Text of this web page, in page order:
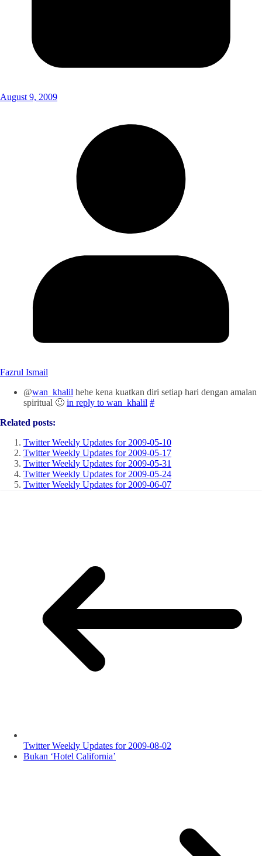
August 9, 2009
Fazrul Ismail
@wan_khalil hehe kena kuatkan diri setiap hari dengan amalan
spiritual 🙂 in reply to wan_khalil #
Related posts:
Twitter Weekly Updates for 2009-05-10
Twitter Weekly Updates for 2009-05-17
Twitter Weekly Updates for 2009-05-31
Twitter Weekly Updates for 2009-05-24
Twitter Weekly Updates for 2009-06-07
Twitter Weekly Updates for 2009-08-02
Bukan ‘Hotel California’